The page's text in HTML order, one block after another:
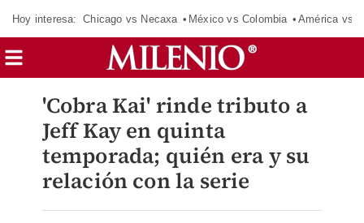
Hoy interesa: Chicago vs Necaxa México vs Colombia América vs
'Cobra Kai' rinde tributo a
Jeff Kay en quinta
temporada; quién era y su
relación con la serie